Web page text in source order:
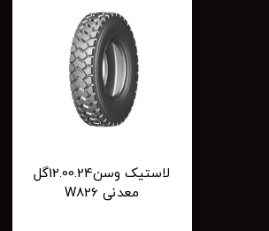
لاستیک وسن12.00.24گل
معدنی W826